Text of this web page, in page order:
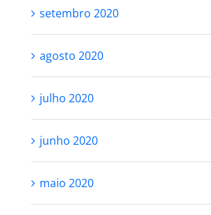
setembro 2020
agosto 2020
julho 2020
junho 2020
maio 2020